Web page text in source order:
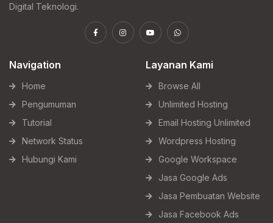
Digital Teknologi.
Navigation
Home
Pengumuman
Tutorial
Network Status
Hubungi Kami
Layanan Kami
Browse All
Unlimited Hosting
Email Hosting Unlimited
Wordpress Hosting
Google Workspace
Jasa Google Ads
Jasa Pembuatan Website
Jasa Facebook Ads